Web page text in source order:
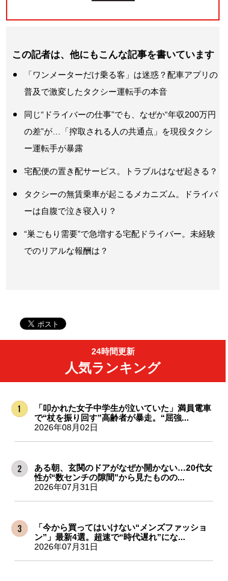
この記者は、他にもこんな記事を書いています
「ワンメーターだけ乗る客」は迷惑？配車アプリの
普及で激変したタクシー運転手の本音
同じ“ドライバーの仕事”でも、なぜか“年収200万円
の差”が…「搾取される人の共通点」を現役タクシ
ー運転手が暴露
宅配便の置き配サービス。トラブルはなぜ起きる？
タクシーの無賃乗車が起こるメカニズム。ドライバ
ーは自腹で泣き寝入り？
“巣ごもり需要”で急増する宅配ドライバー。未経験
でのリアルな報酬は？
24時間更新
人気ランキング
「叩かれた女子中学生が泣いていた」満員電車
で“杖を振り回す”高齢者が暴走。“屈強...
2026年08月02日
ある朝、玄関のドアがなぜか開かない…20代女
性が“数センチの隙間”から見たものの...
2026年07月31日
「今から買ってはいけない“メンズファッショ
ン”」最新4選。超速で“時代遅れ”にな...
2026年07月31日